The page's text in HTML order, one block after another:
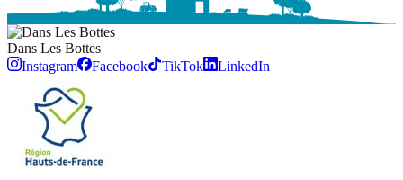
Dans Les Bottes
Instagram
Facebook TikTok LinkedIn